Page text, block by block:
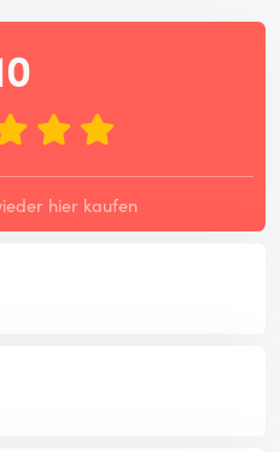
hier kaufen